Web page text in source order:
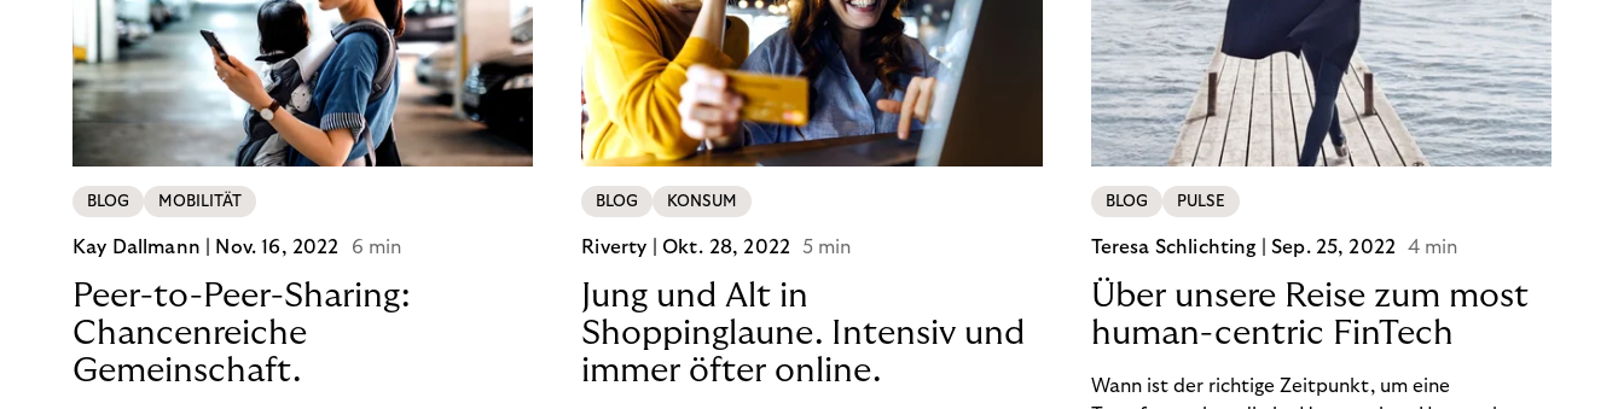
das also wert? Wir stellen die Vor- und Nachteile
von BOPIS vor.
BLOG MOBILITÄT
Kay Dallmann | Nov. 16, 2022 6 min
Peer-to-Peer-Sharing:
Chancenreiche
Gemeinschaft.
BLOG KONSUM
Riverty | Okt. 28, 2022 5 min
Jung und Alt in
Shoppinglaune. Intensiv und
immer öfter online.
BLOG PULSE
Teresa Schlichting |Sep. 25, 2022 4 min
Über unsere Reise zum most
human-centric FinTech
Wann ist der richtige Zeitpunkt, um eine